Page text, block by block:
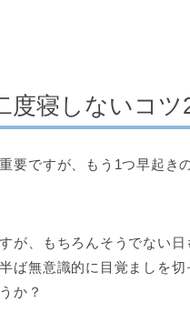
度寝しないコツ
要ですが、もう1つ早起き
が、もちろんそうでない日
ば無意識的に目覚ましを
か？